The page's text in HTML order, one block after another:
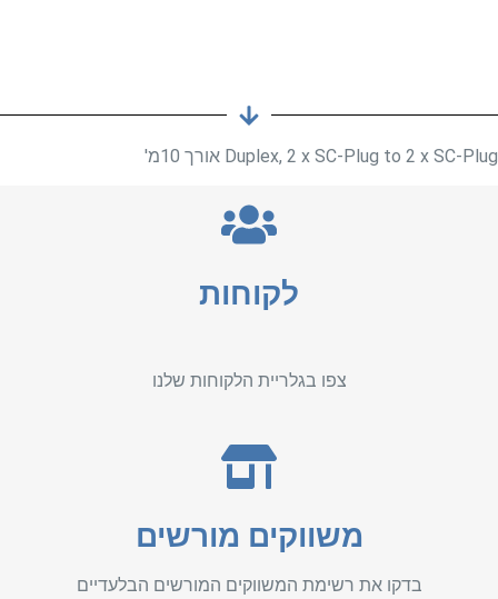
Duplex, 2 x SC-Plug to 2 x SC-Plug אורך 10מ'
לקוחות
צפו בגלריית הלקוחות שלנו
משווקים מורשים
בדקו את רשימת המשווקים המורשים הבלעדיים